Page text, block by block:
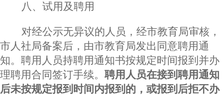
八、 试用及聘用
对经公示无异议的人员，经市教育局审核，
市人社局备案后，由市教育局发出同意聘用通
知。聘用人员持聘用通知书按规定时间报到并办
理聘用合同签订手续。 聘用人员在接到聘用通知
后未按规定报到时间内报到的，或报到后拒不办